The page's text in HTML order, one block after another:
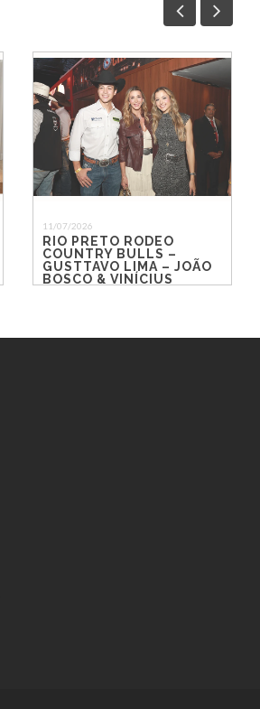
11/07/2026
RIO PRETO RODEO
COUNTRY BULLS –
GUSTTAVO LIMA – JOÃO
BOSCO & VINÍCIUS